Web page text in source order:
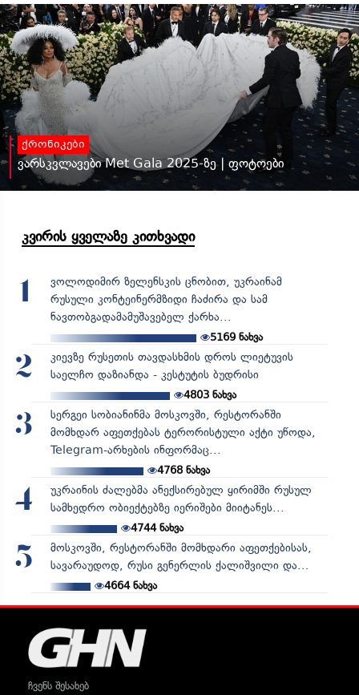
ქრონიკები
ვარსკვლავები Met Gala 2025-ზე | ფოტოები
კვირის ყველაზე კითხვადი
1
ვოლოდიმირ ზელენსკის ცნობით, უკრაინამ
რუსული კონტეინერმზიდი ჩაძირა და სამ
ნავთობგადამამუშავებელ ქარხა...
5169 ნახვა
2
კიევზე რუსეთის თავდასხმის დროს ლიეტუვის
საელჩო დაზიანდა - კესტუტის ბუდრისი
4803ნახვა
3
სერგეი სობიანინმა მოსკოვში, რესტორანში
მომხდარ აფეთქებას ტერორისტული აქტი უწოდა,
Telegram-არხების ინფორმაც...
4768ნახვა
4
უკრაინის ძალებმა ანექსირებულ ყირიმში რუსულ
სამხედრო ობიექტებზე იერიშები მიიტანეს...
4744ნახვა
5
მოსკოვში, რესტორანში მომხდარი აფეთქებისას,
სავარაუდოდ, რუსი გენერლის ქალიშვილი და...
4664ნახვა
ჩვენს შესახებ